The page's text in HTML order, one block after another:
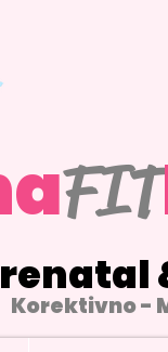
FIT
Korektivno -